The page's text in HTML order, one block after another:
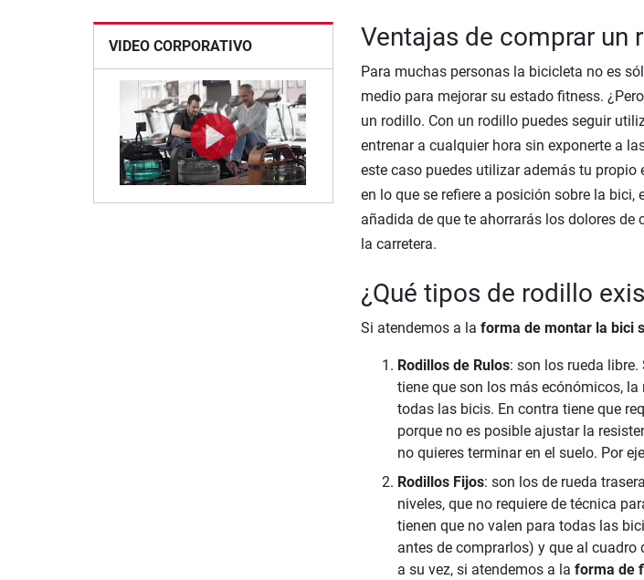
VIDEO CORPORATIVO Ventajas de comprar un
Para muchas personas la bicicleta no es
medio para mejorar su estado fitness.
un rodillo. Con un rodillo puedes seguir
entrenar a cualquier hora sin exponerte a
este caso puedes utilizar además tu
en lo que se refiere a posición sobre la
añadida de que te ahorrarás los dolores
la carretera.
¿Qué tipos de rodillo
Si atendemos a la forma de montar la bici
Rodillos de Rulos: son los rueda
tiene que son los más ecónómicos,
todas las bicis. En contra tiene que
porque no es posible ajustar la
no quieres terminar en el suelo. Por
Rodillos Fijos: son los de rueda
niveles, que no requiere de técnica
tienen que no valen para todas las
antes de comprarlos) y que al
a su vez, si atendemos a la forma de